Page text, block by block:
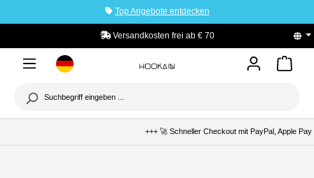
Top Angebote entdecken
Versandkosten frei ab € 70 PayPal Käuferschutz
+++ 🚀 Schneller Checkout mit PayPal, Apple Pay